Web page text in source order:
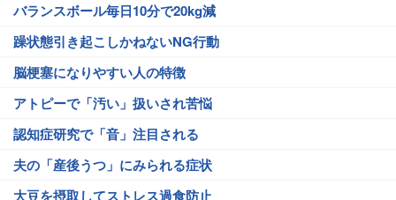
バランスボール毎日10分で20kg減
躁状態引き起こしかねないNG行動
脳梗塞になりやすい人の特徴
アトピーで「汚い」扱いされ苦悩
認知症研究で「音」注目される
夫の「産後うつ」にみられる症状
大豆を摂取してストレス過食防止